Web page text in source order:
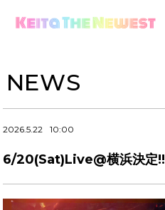
NEWS
2026.5.22 10:00
6/20(Sat)Live@横浜決定!!